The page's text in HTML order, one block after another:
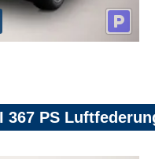
367 PS